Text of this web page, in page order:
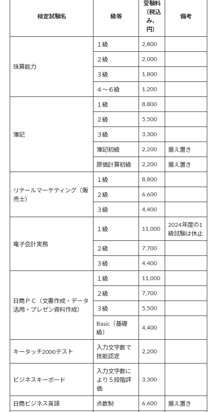
検定試験名 級等
受験料
（税込
み、
円）
備考
珠算能力
１級 2,800
２級 2,000
３級 1,800
４～６級 1,200
簿記
１級 8,800
２級 5,500
３級 3,300
簿記初級 2,200 据え置き
原価計算初級 2,200 据え置き
リテールマーケティング（販
売士）
１級 8,800
２級 6,600
３級 4,400
電子会計実務
１級 11,000
2024年度の1
級試験は休止
２級 7,700
３級 4,400
日商ＰＣ（文書作成・データ
活用・プレゼン資料作成）
１級 11,000
２級 7,700
３級 5,500
Basic（基礎
級）
4,400
キータッチ2000テスト
入力文字数で
技能認定
2,200
ビジネスキーボード
入力文字数に
より５段階評
価
3,300
日商ビジネス英語 点数制 6,600 据え置き